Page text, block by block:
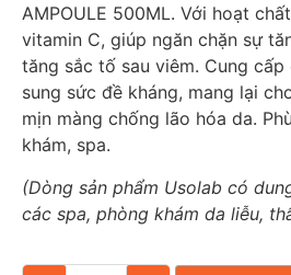
AMPOULE 500ML. Với hoạt
vitamin C, giúp ngăn chặn sự
tăng sắc tố sau viêm. Cung
sung sức đề kháng, mang lại
mịn màng chống lão hóa da.
khám, spa.
(Dòng sản phẩm Usolab có
các spa, phòng khám da liễu,